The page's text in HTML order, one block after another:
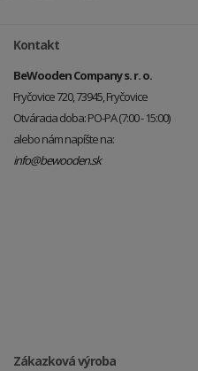
Kontakt
BeWooden Company s. r. o.
Fryčovice 720, 73945, Fryčovice
Otváracia doba: PO-PA (7:00 - 15:00)
alebo nám napíšte na:
info@bewooden.sk
Zákazková výroba